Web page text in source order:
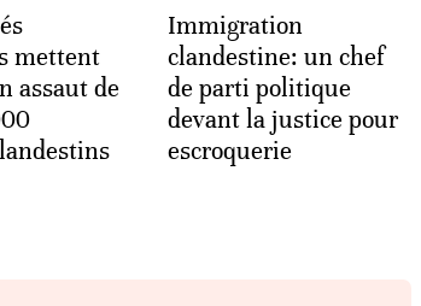
mettent
assaut de
Immigration
clandestine: un chef
de parti politique
devant la justice pour
escroquerie